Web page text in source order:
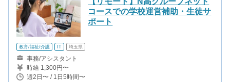
コースでの学校運営補助・生徒サ
ポート
教育/福祉/介護 IT 埼玉県
事務/アシスタント
時給 1,300円〜
週2日〜 / 1日5時間〜